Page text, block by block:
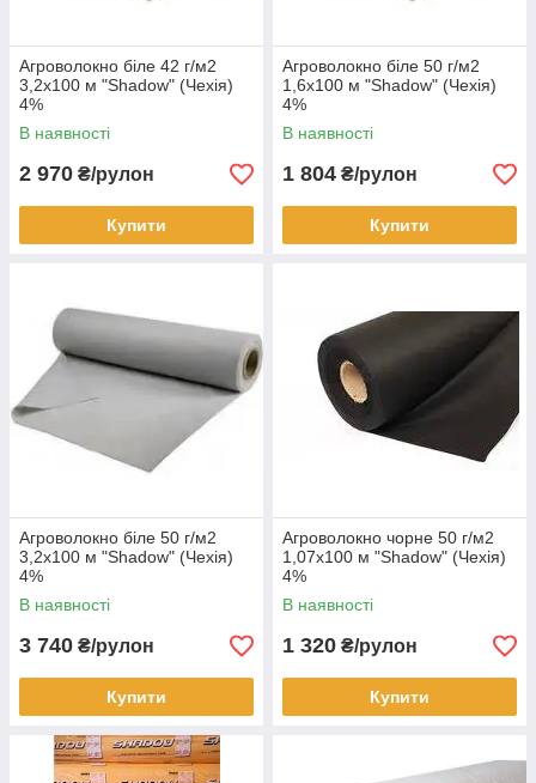
Агроволокно біле 42 г/м2
3,2х100 м "Shadow" (Чехія)
4%
В наявності
2 970 ₴/рулон
Купити
Агроволокно біле 50 г/м2
1,6х100 м "Shadow" (Чехія)
4%
В наявності
1 804 ₴/рулон
Купити
Агроволокно біле 50 г/м2
3,2х100 м "Shadow" (Чехія)
4%
В наявності
3 740 ₴/рулон
Купити
Агроволокно чорне 50 г/м2
1,07х100 м "Shadow" (Чехія)
4%
В наявності
1 320 ₴/рулон
Купити